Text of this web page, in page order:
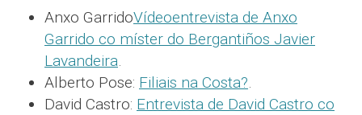
Anxo GarridoVídeoentrevista de Anxo
Garrido co míster do Bergantiños Javier
Lavandeira.
Alberto Pose: Filiais na Costa?.
David Castro: Entrevista de David Castro co